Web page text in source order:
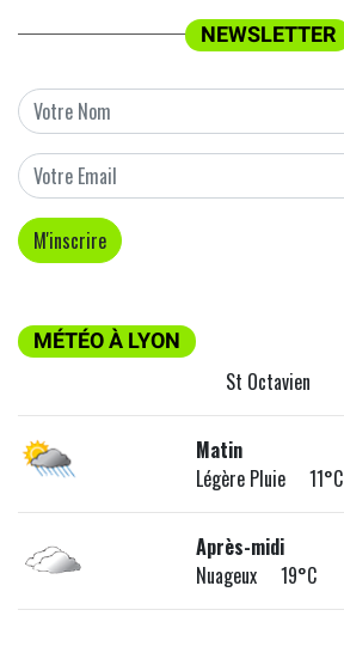
NEWSLETTER
MÉTÉO À LYON
St Octavien
Matin
Légère Pluie 11°C
Après-midi
Nuageux 19°C